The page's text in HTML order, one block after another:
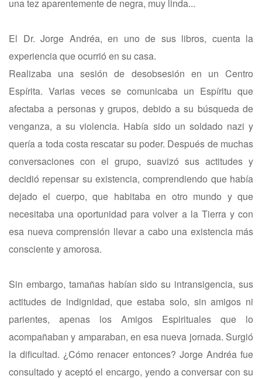
una tez aparentemente de negra, muy linda...
El Dr. Jorge Andréa, en uno de sus libros, cuenta la
experiencia que ocurrió en su casa.
Realizaba una sesión de desobsesión en un Centro
Espírita. Varias veces se comunicaba un Espíritu que
afectaba a personas y grupos, debido a su búsqueda de
venganza, a su violencia. Había sido un soldado nazi y
quería a toda costa rescatar su poder. Después de muchas
conversaciones con el grupo, suavizó sus actitudes y
decidió repensar su existencia, comprendiendo que había
dejado el cuerpo, que habitaba en otro mundo y que
necesitaba una oportunidad para volver a la Tierra y con
esa nueva comprensión llevar a cabo una existencia más
consciente y amorosa.
Sin embargo, tamañas habían sido su intransigencia, sus
actitudes de indignidad, que estaba solo, sin amigos ni
parientes, apenas los Amigos Espirituales que lo
acompañaban y amparaban, en esa nueva jornada. Surgió
la dificultad. ¿Cómo renacer entonces? Jorge Andréa fue
consultado y aceptó el encargo, yendo a conversar con su